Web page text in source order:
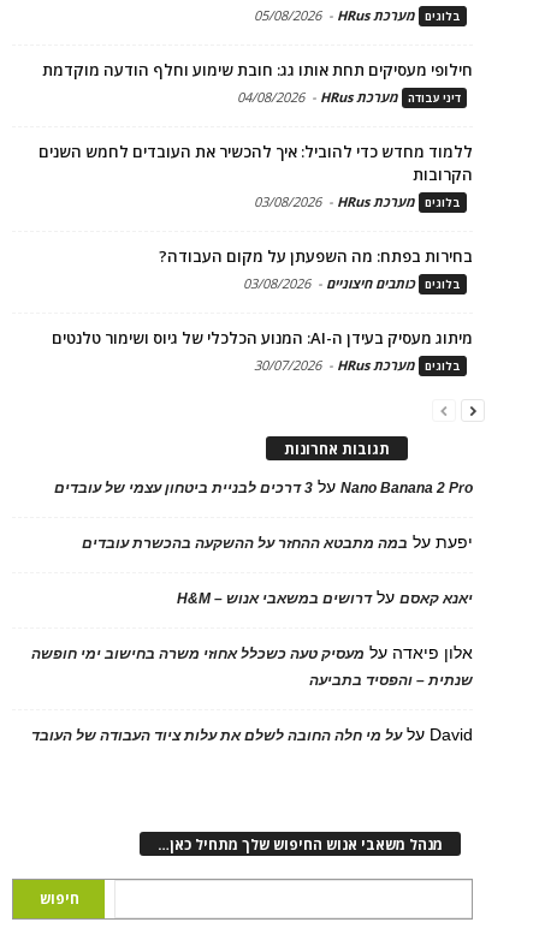
בלוגים מערכת HRus -
05/08/2026
חילופי מעסיקים תחת אותו גג: חובת שימוע וחלף הודעה מוקדמת
דיני עבודה מערכת HRus -
04/08/2026
ללמוד מחדש כדי להוביל: איך להכשיר את העובדים לחמש השנים
הקרובות
בלוגים מערכת HRus -
03/08/2026
בחירות בפתח: מה השפעתן על מקום העבודה?
בלוגים כותבים חיצוניים -
03/08/2026
מיתוג מעסיק בעידן ה-AI: המנוע הכלכלי של גיוס ושימור טלנטים
בלוגים מערכת HRus -
30/07/2026
תגובות אחרונות
Nano Banana 2 Proעל 3 דרכים לבניית ביטחון עצמי של עובדים
יפעתעל במה מתבטא ההחזר על ההשקעה בהכשרת עובדים
יאנא קאסםעלדרושים במשאבי אנוש – H&M
אלון פיאדה על מעסיק טעה כשכלל אחוזי משרה בחישוב ימי חופשה
שנתית – והפסיד בתביעה
David עלעל מי חלה החובה לשלם את עלות ציוד העבודה של העובד
מנהל משאבי אנוש החיפוש שלך מתחיל כאן…